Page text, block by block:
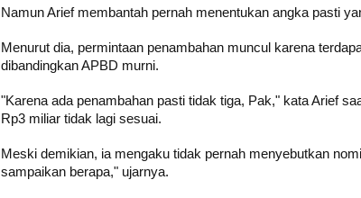
Namun Arief membantah pernah menentukan angka pasti
Menurut dia, permintaan penambahan muncul karena
dibandingkan APBD murni.
"Karena ada penambahan pasti tidak tiga, Pak," kata Arief
Rp3 miliar tidak lagi sesuai.
Meski demikian, ia mengaku tidak pernah menyebutkan
sampaikan berapa," ujarnya.